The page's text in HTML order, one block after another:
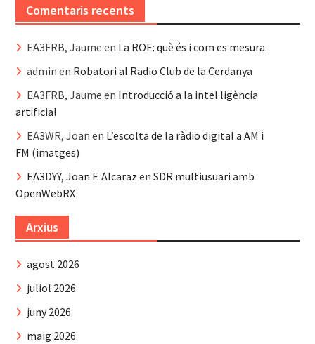
Comentaris recents
EA3FRB, Jaume en La ROE: què és i com es mesura.
admin en Robatori al Radio Club de la Cerdanya
EA3FRB, Jaume en Introducció a la intel·ligència
artificial
EA3WR, Joan en L’escolta de la ràdio digital a AM i
FM (imatges)
EA3DYY, Joan F. Alcaraz en SDR multiusuari amb
OpenWebRX
Arxius
agost 2026
juliol 2026
juny 2026
maig 2026